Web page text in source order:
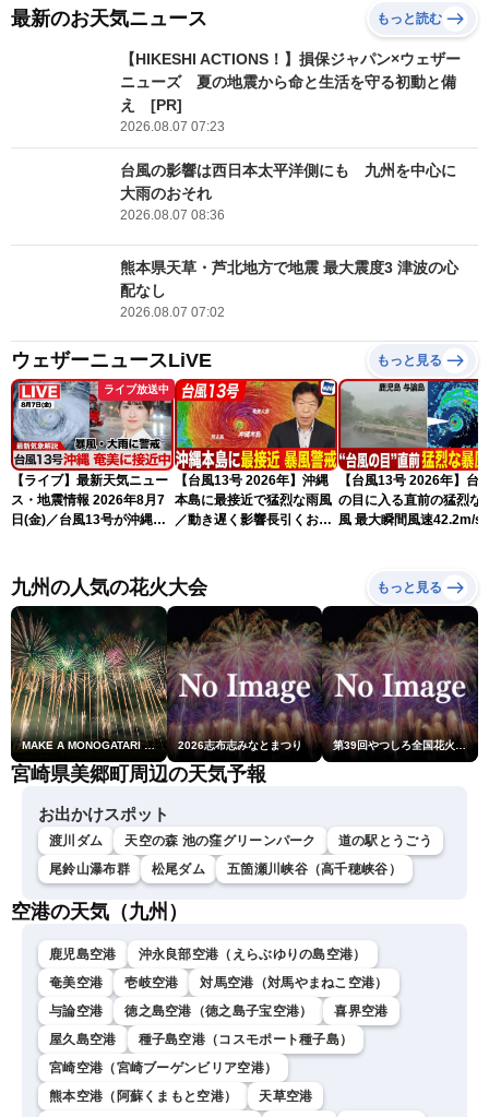
最新のお天気ニュース もっと読む
【HIKESHI ACTIONS！】損保ジャパン×ウェザー
ニューズ 夏の地震から命と生活を守る初動と備
え [PR]
2026.08.07 07:23
台風の影響は西日本太平洋側にも 九州を中心に
大雨のおそれ
2026.08.07 08:36
熊本県天草・芦北地方で地震 最大震度3 津波の心
配なし
2026.08.07 07:02
ウェザーニュースLiVE もっと見る
ライブ放送中
【ライブ】最新天気ニュー
ス・地震情報 2026年8月7
日(金)／台風13号が沖縄・
ュースLiVEコーヒータイ
ム・江川清音／有賀哲夫〉
【台風13号 2026年】沖縄
本島に最接近で猛烈な雨風
／動き遅く影響長引くおそ
【台風13号 2026年】台
の目に入る直前の猛烈な
風 最大瞬間風速42.2m/s
九州の人気の花火大会 もっと見る
MAKE A MONOGATARI 2026 2026志布志みなとまつり 第39回やつしろ全国花火競技大会
宮崎県美郷町周辺の天気予報
お出かけスポット
渡川ダム 天空の森 池の窪グリーンパーク
道の駅とうごう
尾鈴山瀑布群
松尾ダム 五箇瀬川峡谷（高千穂峡谷）
空港の天気（九州）
鹿児島空港
沖永良部空港（えらぶゆりの島空港）
奄美空港
壱岐空港
対馬空港（対馬やまねこ空港）
与論空港
徳之島空港（徳之島子宝空港）
喜界空港
屋久島空港
種子島空港（コスモポート種子島）
宮崎空港（宮崎ブーゲンビリア空港）
熊本空港（阿蘇くまもと空港）
天草空港